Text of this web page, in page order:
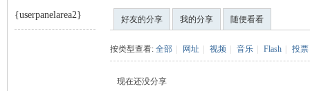
{userpanelarea2} 好友的分享 我的分享 随便看看
按类型查看: 全部 网址 视频 音乐 Flash 投票
现在还没分享